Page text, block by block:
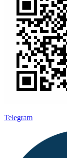
Telegram